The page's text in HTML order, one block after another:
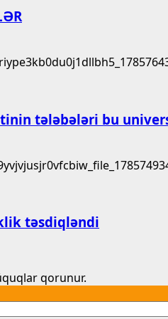
tələbələri bu
təsdiqləndi
qorunur.